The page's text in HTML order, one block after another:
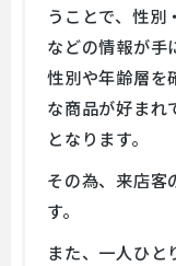
うことで、性別
などの情報が手
性別や年齢層を
な商品が好まれ
となります。
その為、来店客
す。
また、一人ひと